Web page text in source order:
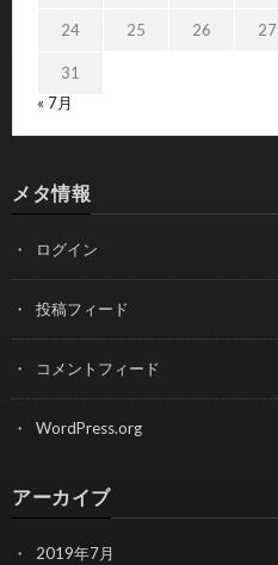
24 25 26 27
31
« 7月
メタ情報
ログイン
投稿フィード
コメントフィード
WordPress.org
アーカイブ
2019年7月